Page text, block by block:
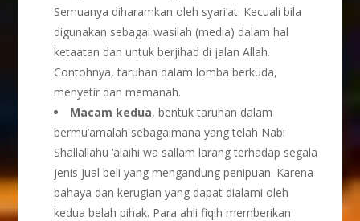
Semuanya diharamkan oleh syari’at. Kecuali bila
digunakan sebagai wasilah (media) dalam hal
ketaatan dan untuk berjihad di jalan Allah.
Contohnya, taruhan dalam lomba berkuda,
menyetir dan memanah.
Macam kedua, bentuk taruhan dalam
bermu’amalah sebagaimana yang telah Nabi
Shallallahu ‘alaihi wa sallam larang terhadap segala
jenis jual beli yang mengandung penipuan. Karena
bahaya dan kerugian yang dapat dialami oleh
kedua belah pihak. Para ahli fiqih memberikan